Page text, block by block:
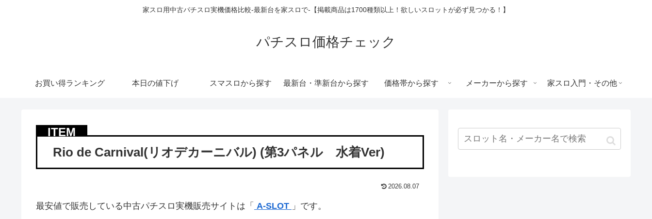
家スロ用中古パチスロ実機価格比較-最新台を家スロで-【掲載商品は1700種類以上！欲しいスロットが必ず見つかる！】
パチスロ価格チェック
お買い得ランキング 本日の値下げ スマスロから探す 最新台・準新台から探す 価格帯から探す メーカーから探す 家スロ入門・その他
Rio de Carnival(リオデカーニバル) (第3パネル 水着Ver)
2026.08.07
最安値で販売している中古パチスロ実機販売サイトは「 A-SLOT 」です。